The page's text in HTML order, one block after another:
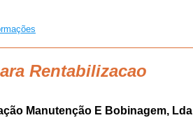
Rentabilizacao
Manutenção E Bobinagem, Lda